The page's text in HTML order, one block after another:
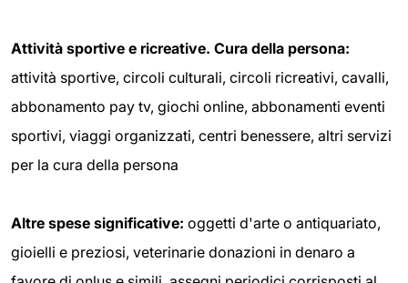
Attività sportive e ricreative. Cura della persona:
attività sportive, circoli culturali, circoli ricreativi, cavalli,
abbonamento pay tv, giochi online, abbonamenti eventi
sportivi, viaggi organizzati, centri benessere, altri servizi
per la cura della persona
Altre spese significative: oggetti d'arte o antiquariato,
gioielli e preziosi, veterinarie donazioni in denaro a